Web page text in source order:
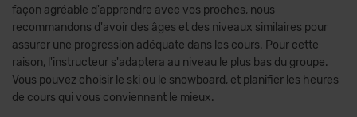
façon agréable d'apprendre avec vos proches, nous
recommandons d'avoir des âges et des niveaux similaires pour
assurer une progression adéquate dans les cours. Pour cette
raison, l'instructeur s'adaptera au niveau le plus bas du groupe.
Vous pouvez choisir le ski ou le snowboard, et planifier les heures
de cours qui vous conviennent le mieux.